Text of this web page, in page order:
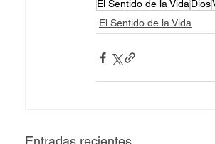
El Sentido de la VidaDios
El Sentido de la Vida